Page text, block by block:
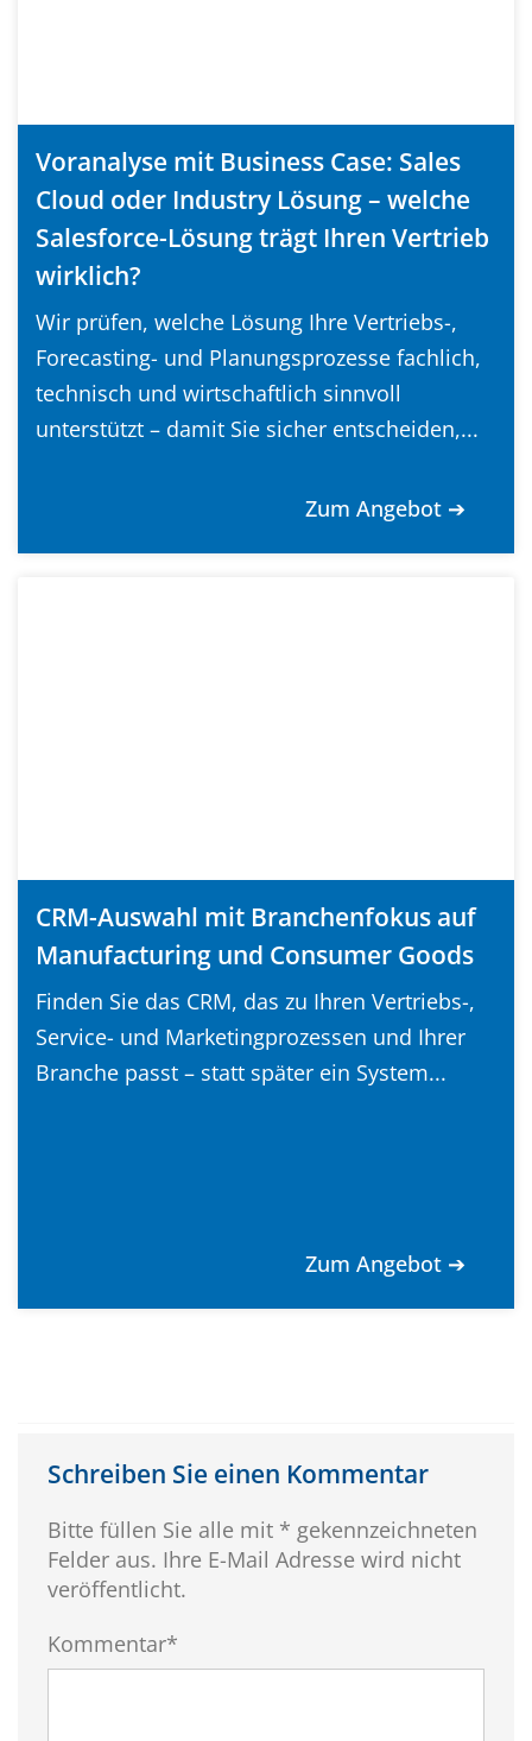
Voranalyse mit Business Case: Sales
Cloud oder Industry Lösung – welche
Salesforce-Lösung trägt Ihren Vertrieb
wirklich?
Wir prüfen, welche Lösung Ihre Vertriebs-,
Forecasting- und Planungsprozesse fachlich,
technisch und wirtschaftlich sinnvoll
unterstützt – damit Sie sicher entscheiden,...
Zum Angebot ➔
CRM-Auswahl mit Branchenfokus auf
Manufacturing und Consumer Goods
Finden Sie das CRM, das zu Ihren Vertriebs-,
Service- und Marketingprozessen und Ihrer
Branche passt – statt später ein System...
Zum Angebot ➔
Schreiben Sie einen Kommentar
Bitte füllen Sie alle mit * gekennzeichneten
Felder aus. Ihre E-Mail Adresse wird nicht
veröffentlicht.
Kommentar*